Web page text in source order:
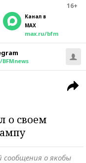
16+
Канал в
MAX
max.ru/bfm
о своем
сообщения о якобы